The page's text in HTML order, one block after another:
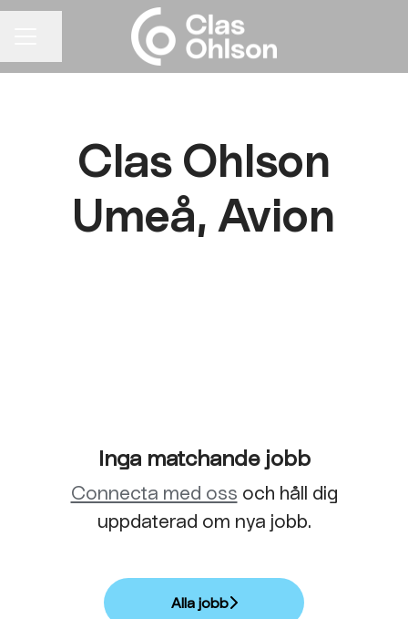
Clas Ohlson
Umeå, Avion
Inga matchande jobb
Connecta med oss och håll dig
uppdaterad om nya jobb.
Alla jobb